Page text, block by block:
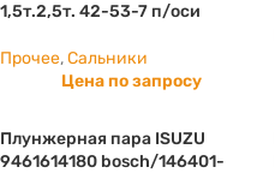
1,5т.2,5т. 42-53-7 п/оси
Прочее,Сальники
Цена по запросу
Плунжерная пара ISUZU
9461614180 bosch/146401-